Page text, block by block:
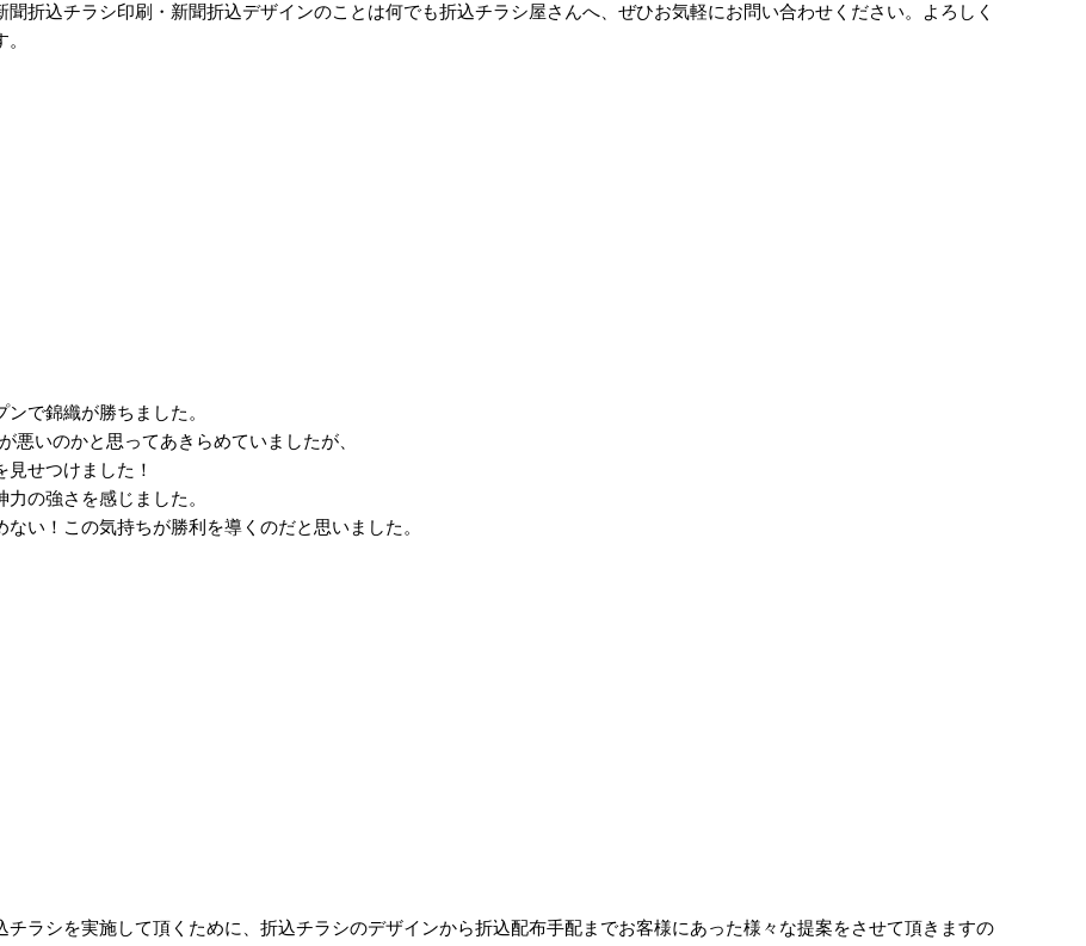
聞折込チラシ印刷・新聞折込デザインのことは何でも折込チラシ屋さんへ、ぜひお気軽にお問い合わせください。よろしく
で錦織が勝ちました。
悪いのかと思ってあきらめていましたが、
せつけました！
の強さを感じました。
ない！この気持ちが勝利を導くのだと思いました。
チラシを実施して頂くために、折込チラシのデザインから折込配布手配までお客様にあった様々な提案をさせて頂きますの